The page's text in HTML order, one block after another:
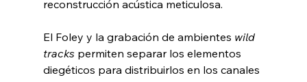
reconstrucción acústica meticulosa.
El Foley y la grabación de ambientes wild
tracks permiten separar los elementos
diegéticos para distribuirlos en los canales